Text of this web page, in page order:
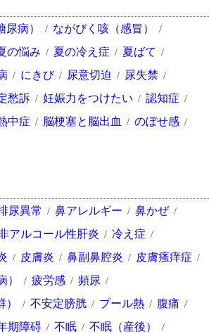
病）
ながびく咳（感冒）
の悩み 夏の冷え症
夏ばて
にきび 尿意切迫
尿失禁
愁訴 妊娠力をつけたい
認知症
中症 脳梗塞と脳出血
のぼせ感
尿異常 鼻アレルギー
鼻かぜ
アルコール性肝炎
冷え症
皮膚炎 鼻副鼻腔炎
皮膚瘙痒症
） 疲労感
頻尿
不安定膀胱 プール熱
腹痛
期障碍 不眠
不眠（産後）